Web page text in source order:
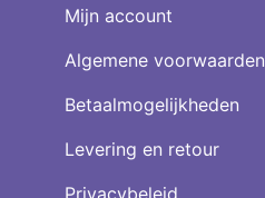
Mijn account
Algemene voorwaarden
Betaalmogelijkheden
Levering en retour